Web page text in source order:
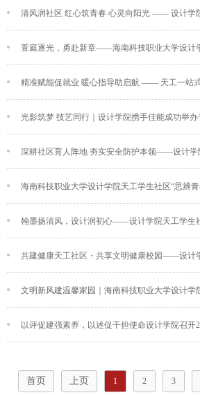
首页 上页 1 2 3